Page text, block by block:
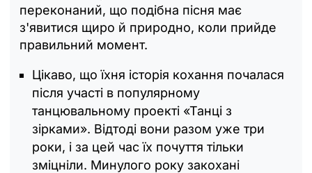
переконаний, що подібна пісня має
з'явитися щиро й природно, коли прийде
правильний момент.
Цікаво, що їхня історія кохання почалася
після участі в популярному
танцювальному проекті «Танці з
зірками». Відтоді вони разом уже три
роки, і за цей час їх почуття тільки
зміцніли. Минулого року закохані